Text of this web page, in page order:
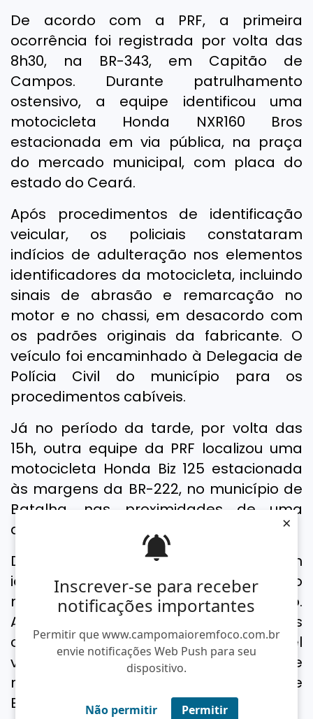
Inscrever-se para receber
notificações importantes
Permitir que www.campomaioremfoco.com.br
envie notificações Web Push para seu
dispositivo.
Não permitir Permitir
×
De acordo com a PRF, a primeira
ocorrência foi registrada por volta das
8h30, na BR-343, em Capitão de
Campos. Durante patrulhamento
ostensivo, a equipe identificou uma
motocicleta Honda NXR160 Bros
estacionada em via pública, na praça
do mercado municipal, com placa do
estado do Ceará.
Após procedimentos de identificação
veicular, os policiais constataram
indícios de adulteração nos elementos
identificadores da motocicleta, incluindo
sinais de abrasão e remarcação no
motor e no chassi, em desacordo com
os padrões originais da fabricante. O
veículo foi encaminhado à Delegacia de
Polícia Civil do município para os
procedimentos cabíveis.
Já no período da tarde, por volta das
15h, outra equipe da PRF localizou uma
motocicleta Honda Biz 125 estacionada
às margens da BR-222, no município de
Batalha, nas proximidades de uma
academia.
Durante a fiscalização, foram
identificados indícios de adulteração
nos sinais identificadores do veículo.
Após análise minuciosa, os policiais
conseguiram identificar o provável
veículo original, que possuía registro de
roubo ocorrido em 2021 no município de
Esperantina.